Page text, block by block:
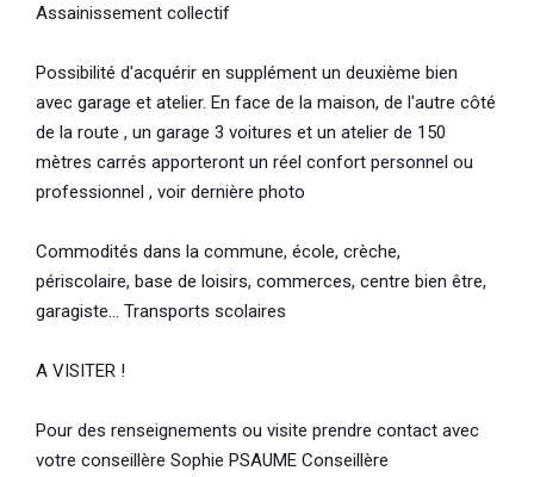
Assainissement collectif
Possibilité d'acquérir en supplément un deuxième bien
avec garage et atelier. En face de la maison, de l'autre côté
de la route , un garage 3 voitures et un atelier de 150
mètres carrés apporteront un réel confort personnel ou
professionnel , voir dernière photo
Commodités dans la commune, école, crèche,
périscolaire, base de loisirs, commerces, centre bien être,
garagiste... Transports scolaires
A VISITER !
Pour des renseignements ou visite prendre contact avec
votre conseillère Sophie PSAUME Conseillère